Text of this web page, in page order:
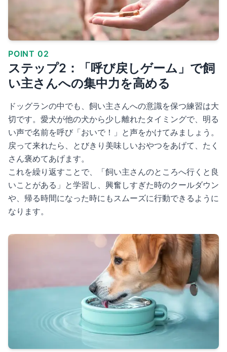
POINT 02
ステップ2：「呼び戻しゲーム」で飼
い主さんへの集中力を高める
ドッグランの中でも、飼い主さんへの意識を保つ練習は大
切です。愛犬が他の犬から少し離れたタイミングで、明る
い声で名前を呼び「おいで！」と声をかけてみましょう。
戻って来れたら、とびきり美味しいおやつをあげて、たく
さん褒めてあげます。
これを繰り返すことで、「飼い主さんのところへ行くと良
いことがある」と学習し、興奮しすぎた時のクールダウン
や、帰る時間になった時にもスムーズに行動できるように
なります。